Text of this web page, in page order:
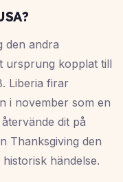
den andra
ursprung kopplat till
Liberia firar
i november som en
dit på
Thanksgiving den
händelse.